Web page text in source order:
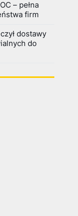
– pełna
firm
dostawy
do